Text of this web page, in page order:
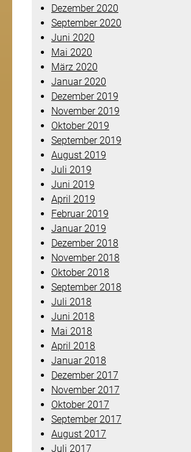
Dezember 2020
September 2020
Juni 2020
Mai 2020
März 2020
Januar 2020
Dezember 2019
November 2019
Oktober 2019
September 2019
August 2019
Juli 2019
Juni 2019
April 2019
Februar 2019
Januar 2019
Dezember 2018
November 2018
Oktober 2018
September 2018
Juli 2018
Juni 2018
Mai 2018
April 2018
Januar 2018
Dezember 2017
November 2017
Oktober 2017
September 2017
August 2017
Juli 2017